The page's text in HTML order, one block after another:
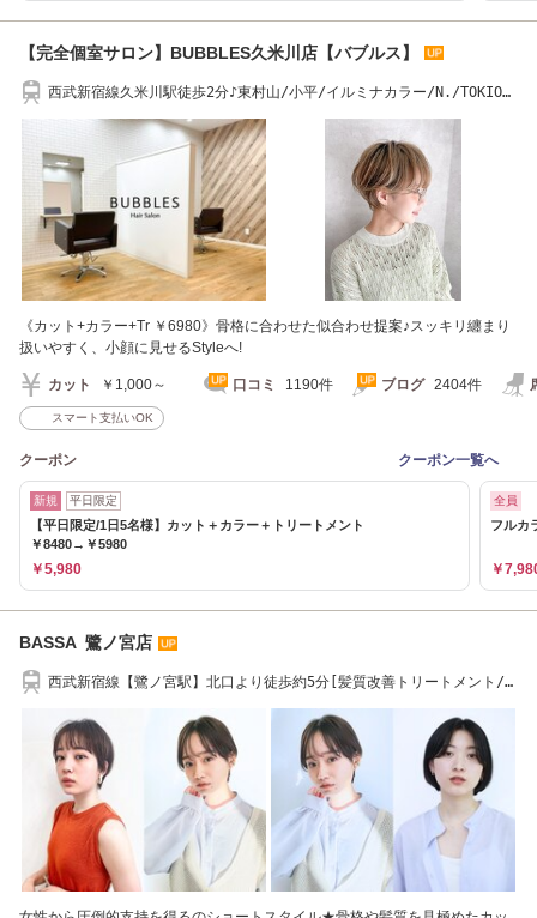
【完全個室サロン】BUBBLES久米川店【バブルス】
西武新宿線久米川駅徒歩2分♪東村山/小平/イルミナカラー/N./TOKIOト
《カット+カラー+Tr ￥6980》骨格に合わせた似合わせ提案♪スッキリ纏まり
扱いやすく、小顔に見せるStyleへ!
カット ￥1,000～ 口コミ 1190件 ブログ 2404件
スマート支払いOK
クーポン クーポン一覧へ
新規 平日限定
【平日限定/1日5名様】カット＋カラー＋トリートメント
￥8480→￥5980
￥5,980
全員
フルカ
￥
BASSA 鷺ノ宮店
西武新宿線【鷺ノ宮駅】北口より徒歩約5分[髪質改善トリートメント/